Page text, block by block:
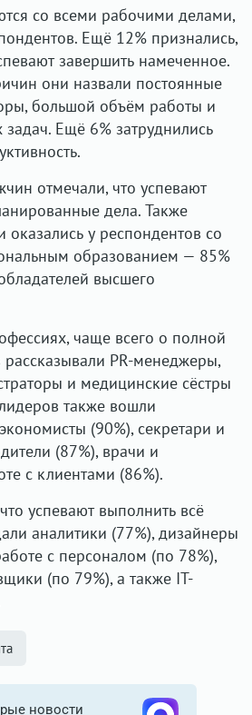
со всеми рабочими делами,
Ещё 12% признались,
завершить намеченное.
они назвали постоянные
большой объём работы и
Ещё 6% затруднились
отмечали, что успевают
дела. Также
оказались у респондентов со
образованием — 85%
высшего
чаще всего о полной
PR-менеджеры,
и медицинские сёстры
также вошли
(90%), секретари и
(87%), врачи и
с клиентами (86%).
успевают выполнить всё
аналитики (77%), дизайнеры
с персоналом (по 78%),
(по 79%), а также IT-
новости